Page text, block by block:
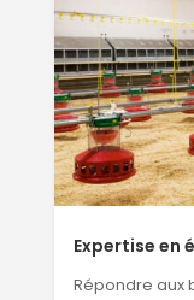
Expertise en
Répondre aux